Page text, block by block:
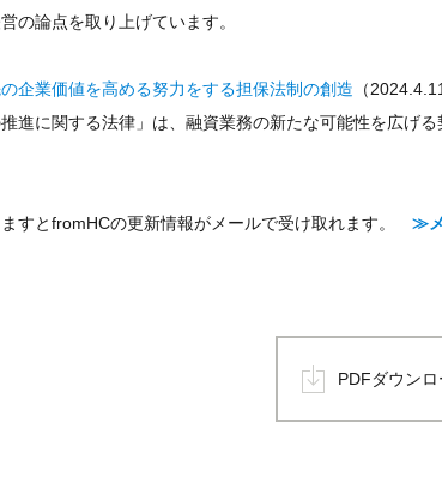
の論点を取り上げています。
企業価値を高める努力をする担保法制の創造 （
推進に関する法律」は、融資業務の新たな可能性を広げ
すとfromHCの更新情報がメールで受け取れます。 ≫
PDFダウンロ